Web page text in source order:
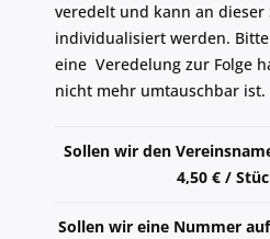
veredelt und kann an dieser
individualisiert werden.
eine Veredelung zur Folge
nicht mehr umtauschbar ist.
Sollen wir den
4,50 € /
Sollen wir eine Nummer